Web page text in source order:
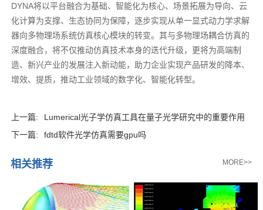
DYNA将以平台融合为基础、智能化为核心、场景拓展为导向、云
化计算为支撑、生态协同为保障，逐步实现从单一显式动力学求解
器向多物理场系统仿真核心模块的转变。其与多物理场耦合仿真的
深度融合，将不仅推动仿真技术本身的迭代升级，更将为高端制
造、新兴产业的发展注入新动能，助力企业实现产品研发的降本、
增效、提质，推动工业领域的数字化、智能化转型。
上一篇:
Lumerical光子学仿真工具在量子光学研究中的重要作用
下一篇:
fdtd软件光学仿真需要gpu吗
相关推荐 MORE>>